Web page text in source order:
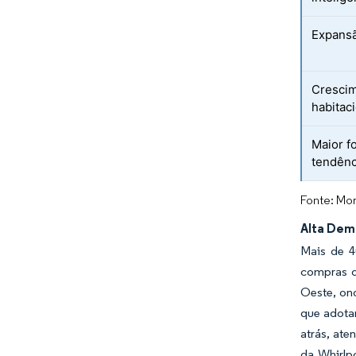
Maior
Fonte:
Alta
Mais de
compras
Oeste,
que
atrás,